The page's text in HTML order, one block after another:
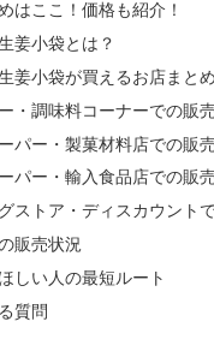
はここ！価格も紹介！
姜小袋とは？
姜小袋が買えるお店まとめ
・調味料コーナーでの販
パー・製菓材料店での販
パー・輸入食品店での販
ストア・ディスカウント
販売状況
しい人の最短ルート
質問